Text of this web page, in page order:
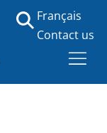
Français
Contact us